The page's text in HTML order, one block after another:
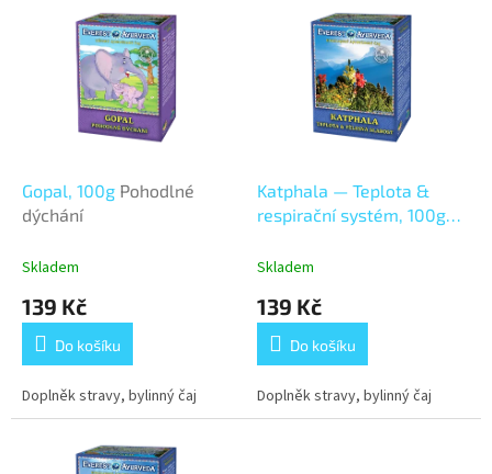
Gopal, 100g Pohodlné
dýchání
Skladem
139 Kč
Do košíku
Doplněk stravy, bylinný čaj
Katphala — Teplota &
respirační systém, 100g
systém
Skladem
139 Kč
Do košíku
Doplněk stravy, bylinný čaj